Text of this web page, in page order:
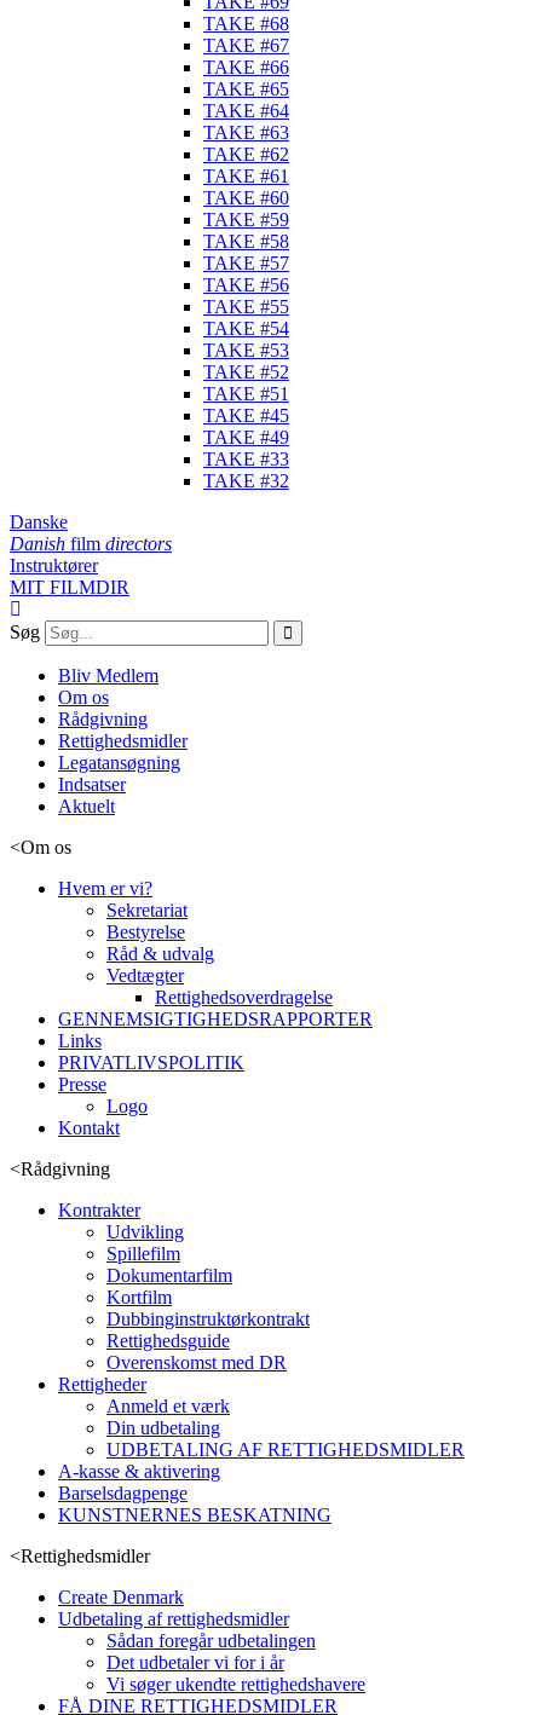
TAKE #68
TAKE #67
TAKE #66
TAKE #65
TAKE #64
TAKE #63
TAKE #62
TAKE #61
TAKE #60
TAKE #59
TAKE #58
TAKE #57
TAKE #56
TAKE #55
TAKE #54
TAKE #53
TAKE #52
TAKE #51
TAKE #45
TAKE #49
TAKE #33
TAKE #32
Danske
Danish film directors
Instruktører
MIT FILMDIR
Søg
Bliv Medlem
Om os
Rådgivning
Rettighedsmidler
Legatansøgning
Indsatser
Aktuelt
<Om os
Hvem er vi?
Sekretariat
Bestyrelse
Råd & udvalg
Vedtægter
Rettighedsoverdragelse
GENNEMSIGTIGHEDSRAPPORTER
Links
PRIVATLIVSPOLITIK
Presse
Logo
Kontakt
<Rådgivning
Kontrakter
Udvikling
Spillefilm
Dokumentarfilm
Kortfilm
Dubbinginstruktørkontrakt
Rettighedsguide
Overenskomst med DR
Rettigheder
Anmeld et værk
Din udbetaling
UDBETALING AF RETTIGHEDSMIDLER
A-kasse & aktivering
Barselsdagpenge
KUNSTNERNES BESKATNING
<Rettighedsmidler
Create Denmark
Udbetaling af rettighedsmidler
Sådan foregår udbetalingen
Det udbetaler vi for i år
Vi søger ukendte rettighedshavere
FÅ DINE RETTIGHEDSMIDLER